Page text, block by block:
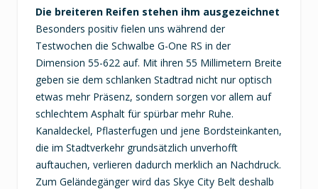
Die breiteren Reifen stehen ihm ausgezeichnet
Besonders positiv fielen uns während der
Testwochen die Schwalbe G-One RS in der
Dimension 55-622 auf. Mit ihren 55 Millimetern Breite
geben sie dem schlanken Stadtrad nicht nur optisch
etwas mehr Präsenz, sondern sorgen vor allem auf
schlechtem Asphalt für spürbar mehr Ruhe.
Kanaldeckel, Pflasterfugen und jene Bordsteinkanten,
die im Stadtverkehr grundsätzlich unverhofft
auftauchen, verlieren dadurch merklich an Nachdruck.
Zum Geländegänger wird das Skye City Belt deshalb